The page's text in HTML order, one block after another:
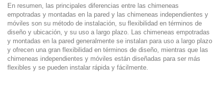
En resumen, las principales diferencias entre las chimeneas
empotradas y montadas en la pared y las chimeneas independientes y
móviles son su método de instalación, su flexibilidad en términos de
diseño y ubicación, y su uso a largo plazo. Las chimeneas empotradas
y montadas en la pared generalmente se instalan para uso a largo plazo
y ofrecen una gran flexibilidad en términos de diseño, mientras que las
chimeneas independientes y móviles están diseñadas para ser más
flexibles y se pueden instalar rápida y fácilmente.